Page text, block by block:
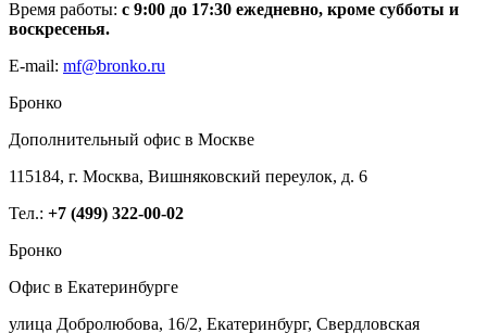
Время работы: с 9:00 до 17:30 ежедневно, кроме субботы и
воскресенья.
E-mail: mf@bronko.ru
Бронко
Дополнительный офис в Москве
115184, г. Москва, Вишняковский переулок, д. 6
Тел.: +7 (499) 322-00-02
Бронко
Офис в Екатеринбурге
улица Добролюбова, 16/2, Екатеринбург, Свердловская